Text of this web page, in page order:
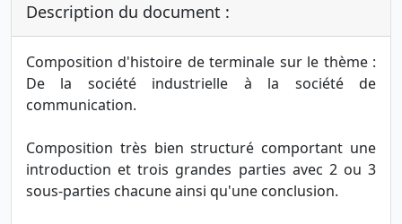
Description du document :
Composition d'histoire de terminale sur le thème :
De la société industrielle à la société de
communication.
Composition très bien structuré comportant une
introduction et trois grandes parties avec 2 ou 3
sous-parties chacune ainsi qu'une conclusion.